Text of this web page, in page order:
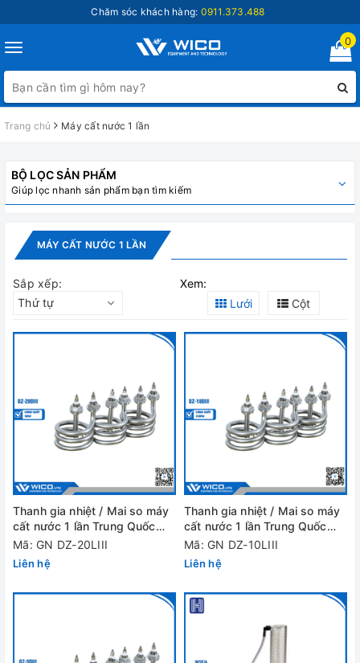
Chăm sóc khách hàng: 0911.373.488
Toggle
navigation
0
Trang chủ Máy cất nước 1 lần
BỘ LỌC SẢN PHẨM
Giúp lọc nhanh sản phẩm bạn tìm kiếm
MÁY CẤT NƯỚC 1 LẦN
Sắp xếp:
Thứ tự
Xem:
Lưới
Cột
Thanh gia nhiệt / Mai so máy
cất nước 1 lần Trung Quốc
DZ-20DIII
Mã: GN DZ-20LIII
Liên hệ
Thanh gia nhiệt / Mai so máy
cất nước 1 lần Trung Quốc
DZ-10DIII
Mã: GN DZ-10LIII
Liên hệ